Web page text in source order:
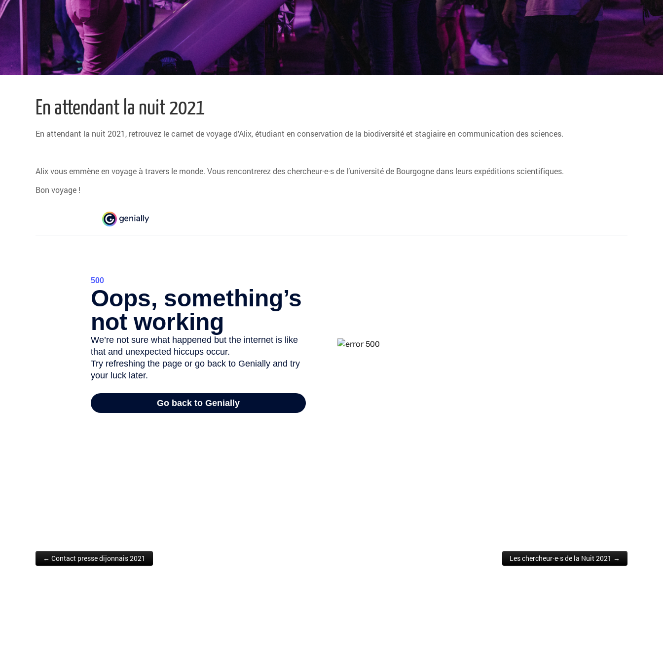
En attendant la nuit 2021
En attendant la nuit 2021, retrouvez le carnet de voyage d’Alix, étudiant en conservation de la biodiversité et stagiaire en communication des sciences.
Alix vous emmène en voyage à travers le monde. Vous rencontrerez des chercheur·e·s de l’université de Bourgogne dans leurs expéditions scientifiques.
Bon voyage !
Post navigation
← Contact presse dijonnais 2021 Les chercheur·e·s de la Nuit 2021 →